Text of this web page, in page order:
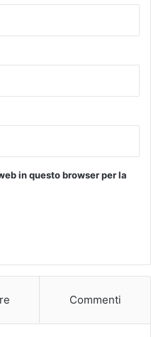
in questo browser per la
Commenti